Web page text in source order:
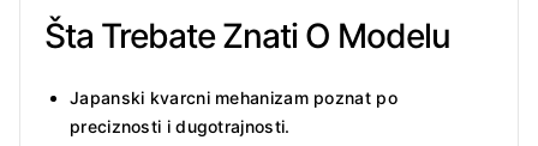
Šta Trebate Znati O Modelu
Japanski kvarcni mehanizam poznat po
preciznosti i dugotrajnosti.